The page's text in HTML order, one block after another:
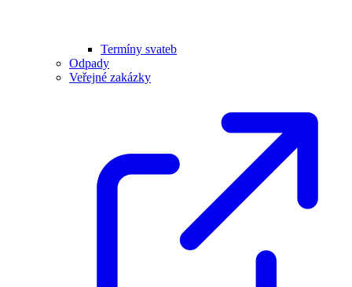
Termíny svateb
Odpady
Veřejné zakázky